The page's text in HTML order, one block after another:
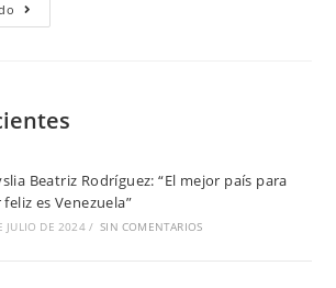
Beatriz Rodríguez: “El mejor país para
es Venezuela”
JULIO DE 2024 / SIN COMENTARIOS